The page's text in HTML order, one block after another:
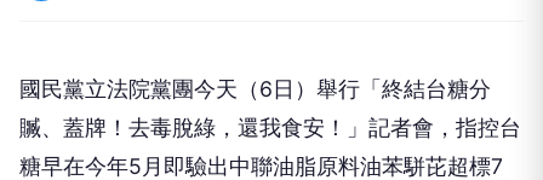
國民黨立法院黨團今天（6日）舉行「終結台糖分
贓、蓋牌！去毒脫綠，還我食安！」記者會，指控台
糖早在今年5月即驗出中聯油脂原料油苯駢芘超標7